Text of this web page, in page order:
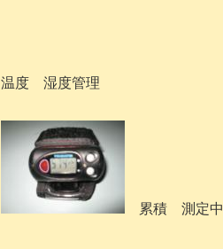
温度 湿度管理
累積 測定中